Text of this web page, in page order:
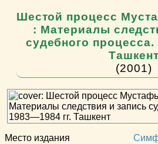
Шестой процесс
: Материалы
судебного процесса.
Ташкент
(2001)
Место издания